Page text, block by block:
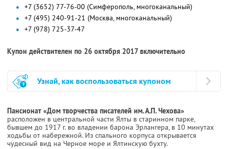
+7 (3652) 77-76-00 (Симферополь, многоканальный)
+7 (495) 240-91-21 (Москва, многоканальный)
+7 (978) 725-37-47
Купон действителен по 26 октября 2017 включительно
Узнай, как воспользоваться купоном
Пансионат «Дом творчества писателей им. А.П. Чехова»
расположен в центральной части Ялты в старинном парке,
бывшем до 1917 г. во владении барона Эрлангера, в 10 минутах
ходьбы от набережной. Из спального корпуса открывается
чудесный вид на Черное море и Ялтинскую бухту.